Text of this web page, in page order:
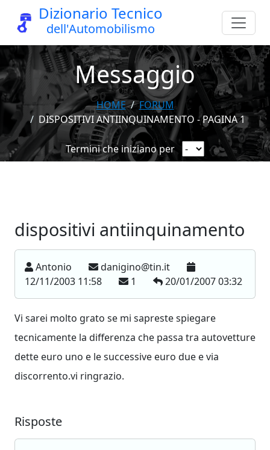
Dizionario Tecnico
dell'Automobilismo
Messaggio
HOME
FORUM
DISPOSITIVI ANTIINQUINAMENTO - PAGINA 1
Termini che iniziano per
dispositivi antiinquinamento
Antonio
danigino@tin.it
12/11/2003 11:58
1 20/01/2007 03:32
Vi sarei molto grato se mi sapreste spiegare
tecnicamente la differenza che passa tra autovetture
dette euro uno e le successive euro due e via
discorrento.vi ringrazio.
Risposte